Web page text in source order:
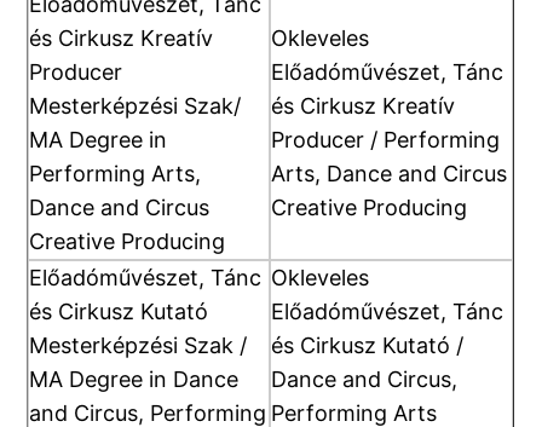
és Cirkusz Kreatív
Producer
Mesterképzési Szak/
MA Degree in
Performing Arts,
Dance and Circus
Creative Producing
Okleveles
Előadóművészet, Tánc
és Cirkusz Kreatív
Producer / Performing
Arts, Dance and Circus
Creative Producing
Előadóművészet, Tánc
és Cirkusz Kutató
Mesterképzési Szak /
MA Degree in Dance
and Circus, Performing
Okleveles
Előadóművészet, Tánc
és Cirkusz Kutató /
Dance and Circus,
Performing Arts